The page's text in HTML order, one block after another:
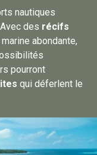
nautiques
des récifs
abondante,
pourront
qui déferlent le